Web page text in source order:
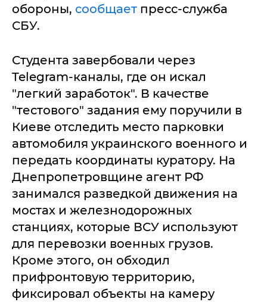
обороны, сообщает пресс-служба
СБУ.
Студента завербовали через
Telegram-каналы, где он искал
"легкий заработок". В качестве
"тестового" задания ему поручили в
Киеве отследить место парковки
автомобиля украинского военного и
передать координаты куратору. На
Днепропетровщине агент РФ
занимался разведкой движения на
мостах и железнодорожных
станциях, которые ВСУ используют
для перевозки военных грузов.
Кроме этого, он обходил
прифронтовую территорию,
фиксировал объекты на камеру